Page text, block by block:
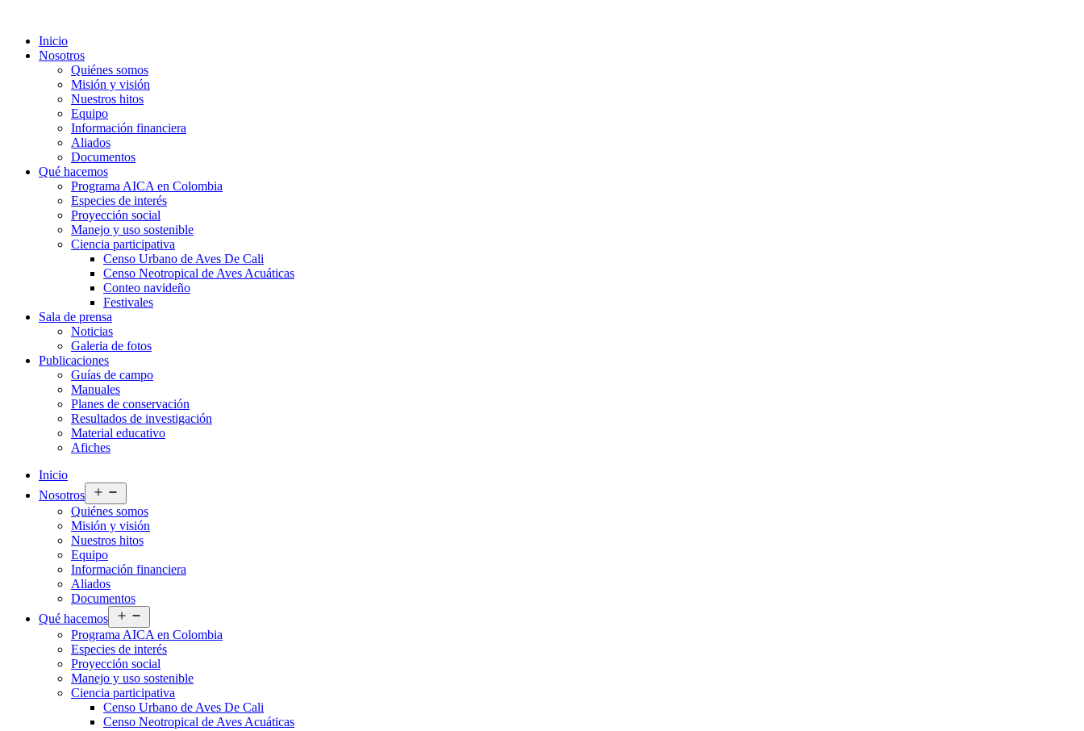
Inicio
Nosotros
Quiénes somos
Misión y visión
Nuestros hitos
Equipo
Información financiera
Aliados
Documentos
Qué hacemos
Programa AICA en Colombia
Especies de interés
Proyección social
Manejo y uso sostenible
Ciencia participativa
Censo Urbano de Aves De Cali
Censo Neotropical de Aves Acuáticas
Conteo navideño
Festivales
Sala de prensa
Noticias
Galeria de fotos
Publicaciones
Guías de campo
Manuales
Planes de conservación
Resultados de investigación
Material educativo
Afiches
Inicio
Nosotros
el
menú
Quiénes somos
Misión y visión
Nuestros hitos
Equipo
Información financiera
Aliados
Documentos
Qué hacemos
el
menú
Programa AICA en Colombia
Especies de interés
Proyección social
Manejo y uso sostenible
Ciencia participativa
Censo Urbano de Aves De Cali
Censo Neotropical de Aves Acuáticas